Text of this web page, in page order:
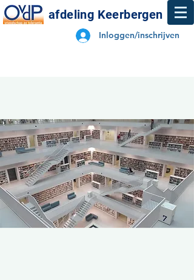
afdeling Keerbergen
Inloggen/inschrijven